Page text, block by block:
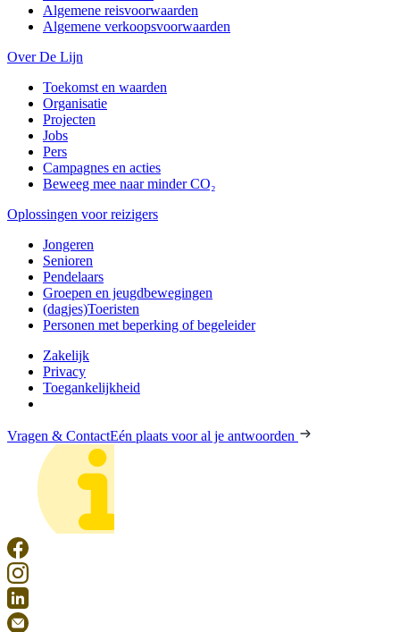
Algemene reisvoorwaarden
Algemene verkoopsvoorwaarden
Over De Lijn
Toekomst en waarden
Organisatie
Projecten
Jobs
Pers
Campagnes en acties
Beweeg mee naar minder CO₂
Oplossingen voor reizigers
Jongeren
Senioren
Pendelaars
Groepen en jeugdbewegingen
(dagjes)Toeristen
Personen met beperking of begeleider
Zakelijk
Privacy
Toegankelijkheid
Vragen & ContactEén plaats voor al je antwoorden